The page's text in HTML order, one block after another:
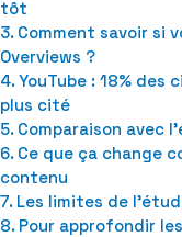
tôt
Comment savoir si
Overviews ?
YouTube : 18%
plus cité
Comparaison avec
Ce que ça change
contenu
Les limites de
Pour approfondir